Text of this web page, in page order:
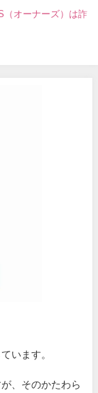
（オーナーズ）は詐
います。
、そのかたわら